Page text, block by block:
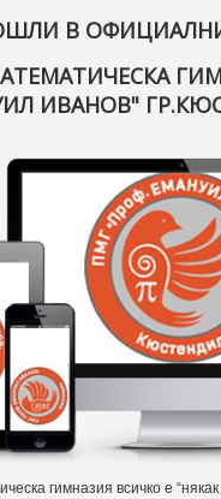
В
ИВАНОВ"
гимназия всичко е